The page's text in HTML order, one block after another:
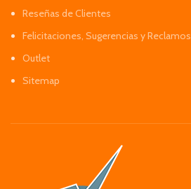
Reseñas de Clientes
Felicitaciones, Sugerencias y Reclamos
Outlet
Sitemap